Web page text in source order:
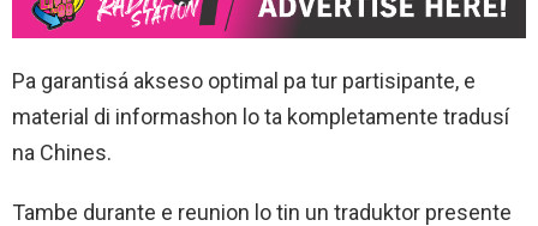
Pa garantisá akseso optimal pa tur partisipante, e
material di informashon lo ta kompletamente tradusí
na Chines.
Tambe durante e reunion lo tin un traduktor presente